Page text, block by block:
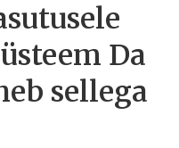
Da
sellega